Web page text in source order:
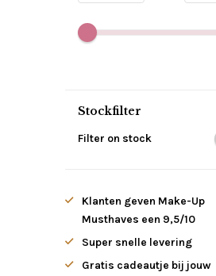
Stockfilter
Filter on stock
Klanten geven Make-Up
Musthaves een 9,5/10
Super snelle levering
Gratis cadeautje bij jouw